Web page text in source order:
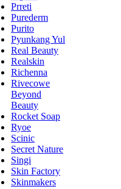
Prreti
Purederm
Purito
Pyunkang Yul
Real Beauty
Realskin
Richenna
Rivecowe
Beyond
Beauty
Rocket Soap
Ryoe
Scinic
Secret Nature
Singi
Skin Factory
Skinmakers